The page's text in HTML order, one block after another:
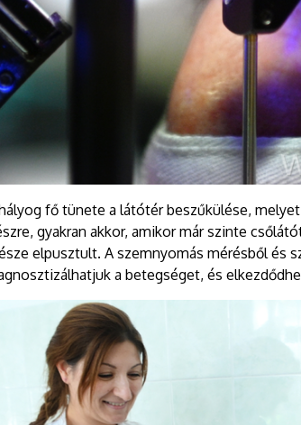
fő tünete a látótér beszűkülése, melyet
gyakran akkor, amikor már szinte
elpusztult. A szemnyomás mérésből és
a betegséget, és